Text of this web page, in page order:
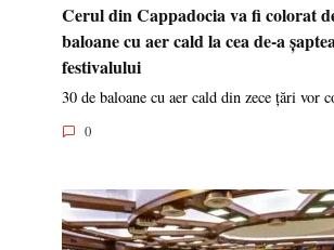
Cerul din Cappadocia va fi colorat
baloane cu aer cald la cea de-a
festivalului
30 de baloane cu aer cald din zece țări vor
0